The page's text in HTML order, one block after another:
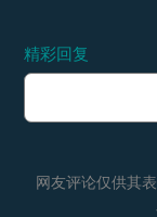
精彩回复
网友评论仅供其